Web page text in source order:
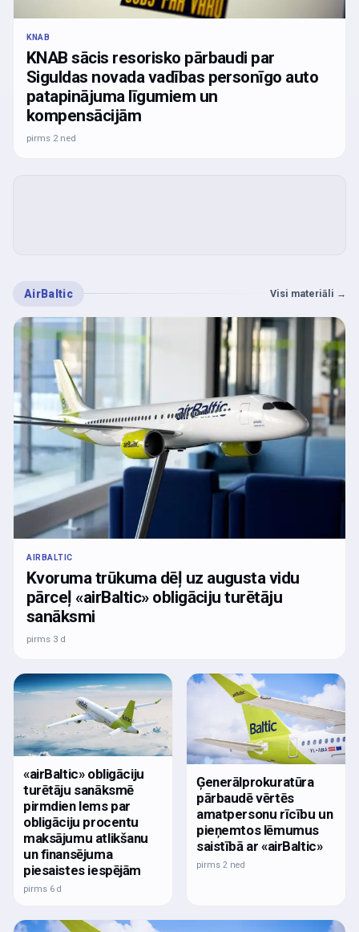
KNAB
KNAB sācis resorisko pārbaudi par
Siguldas novada vadības personīgo auto
patapinājuma līgumiem un
kompensācijām
pirms 2 ned
AirBaltic Visi materiāli →
AIRBALTIC
Kvoruma trūkuma dēļ uz augusta vidu
pārceļ «airBaltic» obligāciju turētāju
sanāksmi
pirms 3 d
«airBaltic» obligāciju
turētāju sanāksmē
pirmdien lems par
obligāciju procentu
maksājumu atlikšanu
un finansējuma
piesaistes iespējām
pirms 6 d
Ģenerālprokuratūra
pārbaudē vērtēs
amatpersonu rīcību un
pieņemtos lēmumus
saistībā ar «airBaltic»
pirms 2 ned